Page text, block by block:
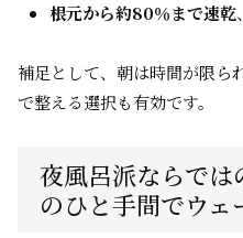
根元から約80％まで速乾
補足として、朝は時間が限ら
で整える選択も有効です。
夜風呂派ならで
のひと手間でウェ